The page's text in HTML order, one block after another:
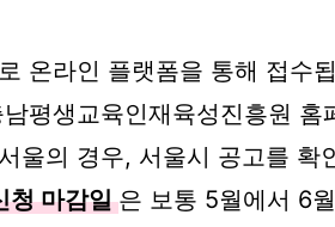
온라인 플랫폼을 통해 접수
평생교육인재육성진흥원 홈
울의 경우, 서울시 공고를 확
청 마감일 은 보통 5월에서 6